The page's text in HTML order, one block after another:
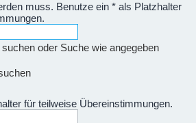
muss. Benutze ein * als Platzhalter
oder Suche wie angegeben
für teilweise Übereinstimmungen.